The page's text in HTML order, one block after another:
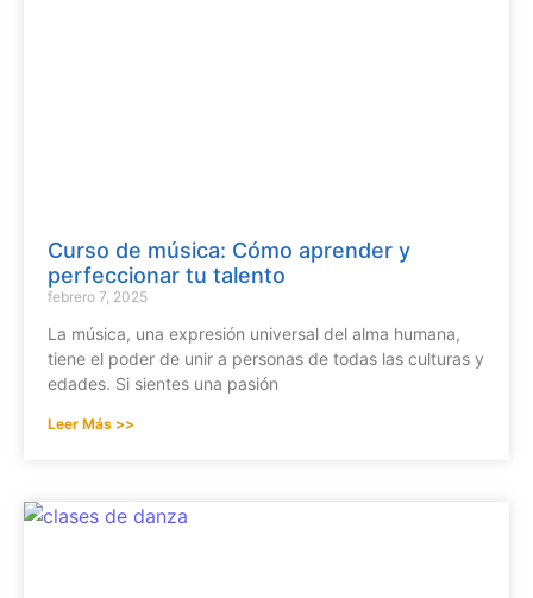
Curso de música: Cómo aprender y
perfeccionar tu talento
febrero 7, 2025
La música, una expresión universal del alma humana,
tiene el poder de unir a personas de todas las culturas y
edades. Si sientes una pasión
Leer Más >>